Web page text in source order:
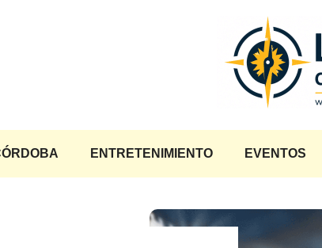
ENTRETENIMIENTO EVENTOS